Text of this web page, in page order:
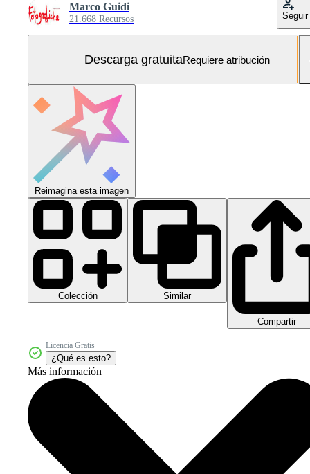
Marco Guidi
21.668 Recursos Seguir
Descarga gratuitaRequiere atribución
Reimagina esta imagen
Colección Similar
Compartir
Licencia Gratis
¿Qué es esto?
Más información